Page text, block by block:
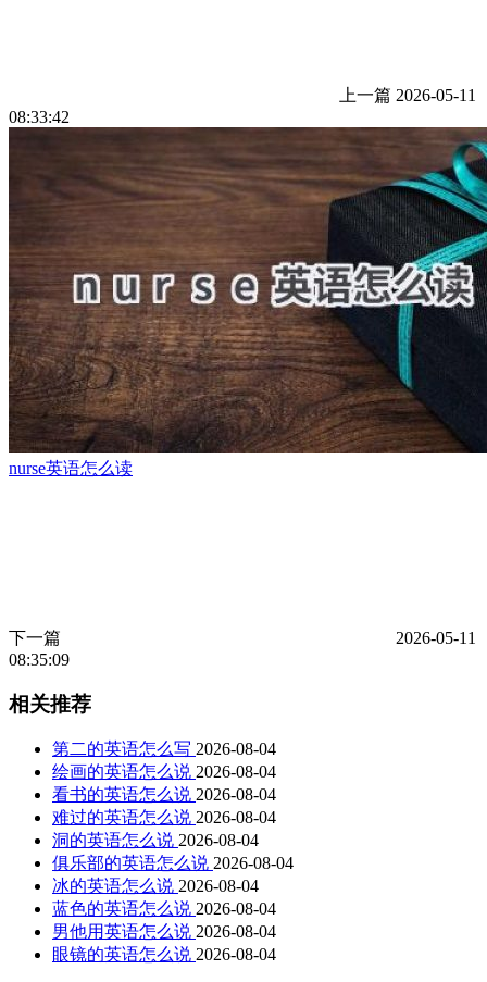
上一篇 2026-05-11
08:33:42
nurse英语怎么读
下一篇
2026-05-11
08:35:09
相关推荐
第二的英语怎么写 2026-08-04
绘画的英语怎么说 2026-08-04
看书的英语怎么说 2026-08-04
难过的英语怎么说 2026-08-04
洞的英语怎么说 2026-08-04
俱乐部的英语怎么说 2026-08-04
冰的英语怎么说 2026-08-04
蓝色的英语怎么说 2026-08-04
男他用英语怎么说 2026-08-04
眼镜的英语怎么说 2026-08-04